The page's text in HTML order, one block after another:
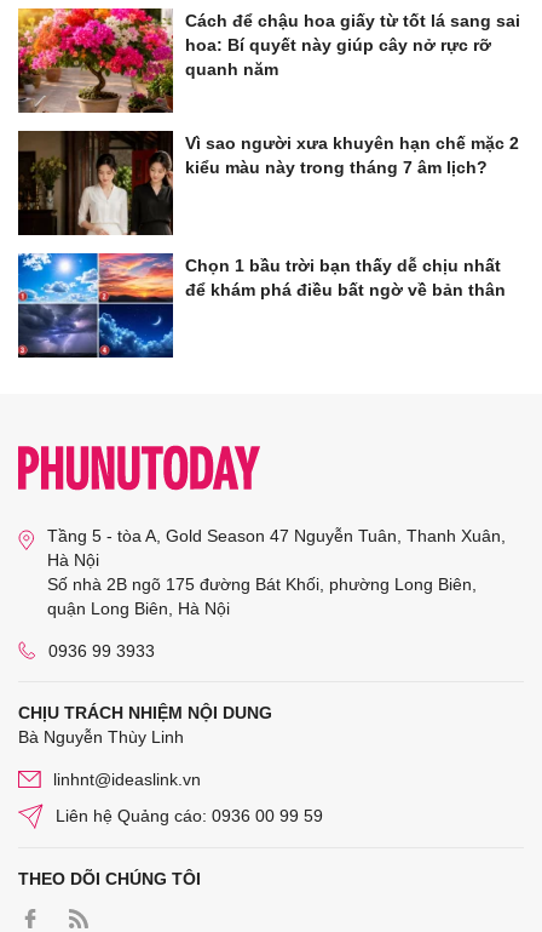
Cách để chậu hoa giấy từ tốt lá sang sai
hoa: Bí quyết này giúp cây nở rực rỡ
quanh năm
Vì sao người xưa khuyên hạn chế mặc 2
kiểu màu này trong tháng 7 âm lịch?
Chọn 1 bầu trời bạn thấy dễ chịu nhất
để khám phá điều bất ngờ về bản thân
Tầng 5 - tòa A, Gold Season 47 Nguyễn Tuân, Thanh Xuân,
Hà Nội
Số nhà 2B ngõ 175 đường Bát Khối, phường Long Biên,
quận Long Biên, Hà Nội
0936 99 3933
CHỊU TRÁCH NHIỆM NỘI DUNG
Bà Nguyễn Thùy Linh
linhnt@ideaslink.vn
Liên hệ Quảng cáo: 0936 00 99 59
THEO DÕI CHÚNG TÔI